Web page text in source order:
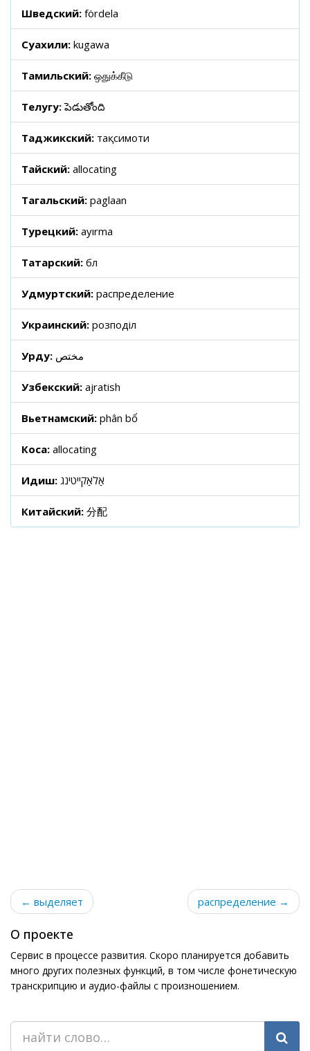
Шведский: fördela
Суахили: kugawa
Тамильский: ஒதுக்கீடு
Телугу:పెడుతోంది
Таджикский: тақсимоти
Тайский: allocating
Тагальский: paglaan
Турецкий: ayırma
Татарский: бүлү
Удмуртский: распределение
Украинский: розподіл
Урду: مختص
Узбекский: ajratish
Вьетнамский: phân bổ
Коса: allocating
Идиш: אַלאַקייטינג
Китайский: 分配
← выделяет распределение →
О проекте
Сервис в процессе развития. Скоро планируется добавить
много других полезных функций, в том числе фонетическую
транскрипцию и аудио-файлы с произношением.